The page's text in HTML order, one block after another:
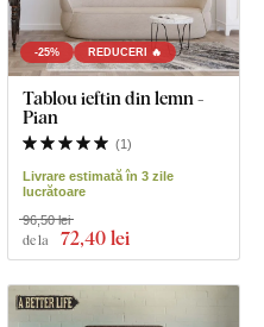
-25% REDUCERI 🔥
Tablou ieftin din lemn -
Pian
(1)
Livrare estimată în 3 zile
lucrătoare
de la 72,40 lei
96,50 lei